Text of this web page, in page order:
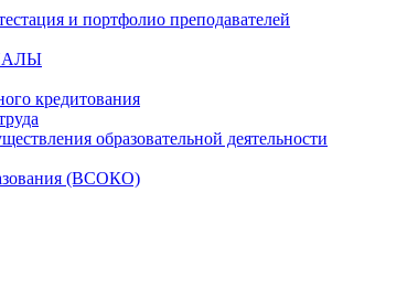
и портфолио преподавателей
кредитования
образовательной деятельности
(ВСОКО)